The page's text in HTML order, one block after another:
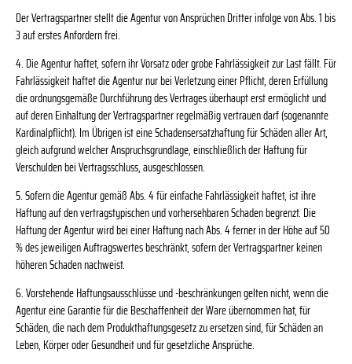
Der Vertragspartner stellt die Agentur von Ansprüchen Dritter infolge von Abs. 1 bis
3 auf erstes Anfordern frei.
4. Die Agentur haftet, sofern ihr Vorsatz oder grobe Fahrlässigkeit zur Last fällt. Für
Fahrlässigkeit haftet die Agentur nur bei Verletzung einer Pflicht, deren Erfüllung
die ordnungsgemäße Durchführung des Vertrages überhaupt erst ermöglicht und
auf deren Einhaltung der Vertragspartner regelmäßig vertrauen darf (sogenannte
Kardinalpflicht). Im Übrigen ist eine Schadensersatzhaftung für Schäden aller Art,
gleich aufgrund welcher Anspruchsgrundlage, einschließlich der Haftung für
Verschulden bei Vertragsschluss, ausgeschlossen.
5. Sofern die Agentur gemäß Abs. 4 für einfache Fahrlässigkeit haftet, ist ihre
Haftung auf den vertragstypischen und vorhersehbaren Schaden begrenzt. Die
Haftung der Agentur wird bei einer Haftung nach Abs. 4 ferner in der Höhe auf 50
% des jeweiligen Auftragswertes beschränkt, sofern der Vertragspartner keinen
höheren Schaden nachweist.
6. Vorstehende Haftungsausschlüsse und -beschränkungen gelten nicht, wenn die
Agentur eine Garantie für die Beschaffenheit der Ware übernommen hat, für
Schäden, die nach dem Produkthaftungsgesetz zu ersetzen sind, für Schäden an
Leben, Körper oder Gesundheit und für gesetzliche Ansprüche.